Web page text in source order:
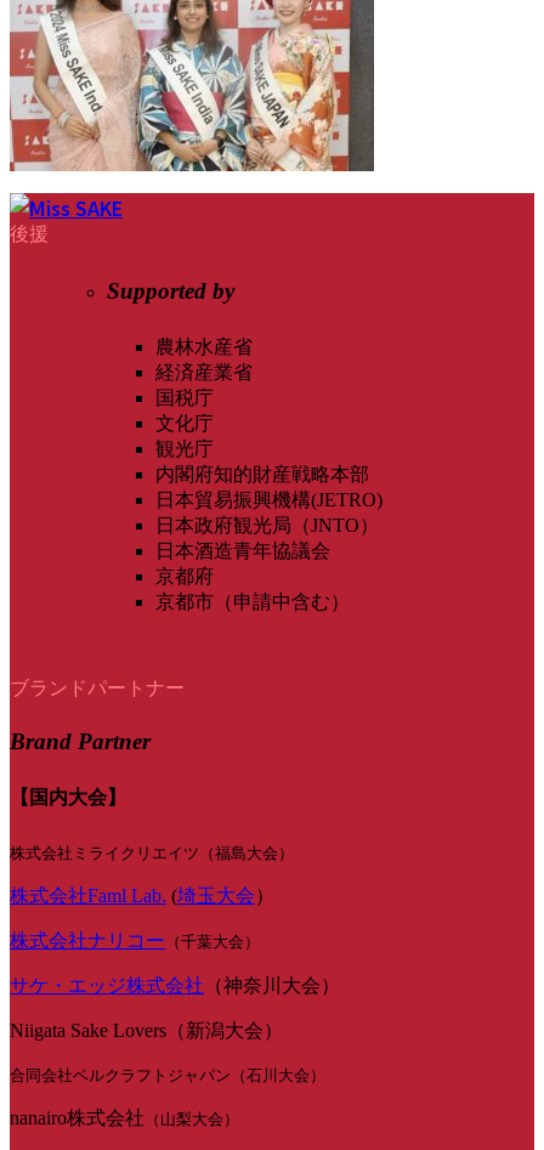
後援
Supported by
農林水産省
経済産業省
国税庁
文化庁
観光庁
内閣府知的財産戦略本部
日本貿易振興機構(JETRO)
日本政府観光局（JNTO）
日本酒造青年協議会
京都府
京都市（申請中含む）
ブランドパートナー
Brand Partner
【国内大会】
株式会社ミライクリエイツ（福島大会）
株式会社Faml Lab. (埼玉大会）
株式会社ナリコー （千葉大会）
サケ・エッジ株式会社 （神奈川大会）
Niigata Sake Lovers（新潟大会）
合同会社ベルクラフトジャパン（石川大会）
nanairo株式会社 （山梨大会）